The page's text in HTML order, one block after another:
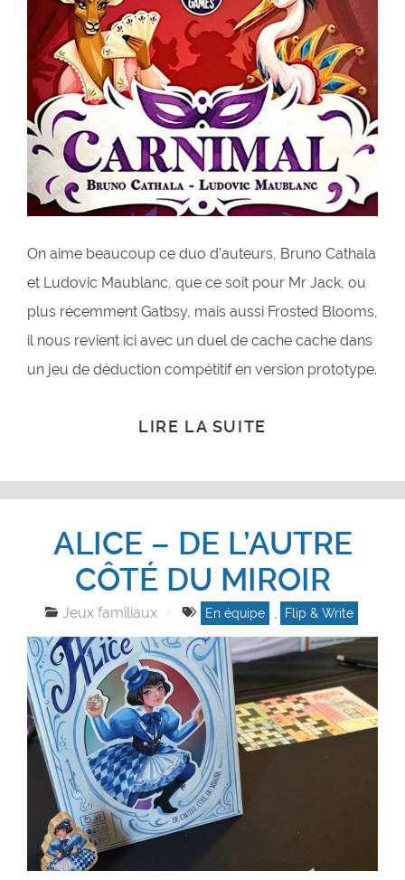
On aime beaucoup ce duo d’auteurs, Bruno Cathala
et Ludovic Maublanc, que ce soit pour Mr Jack, ou
plus récemment Gatbsy, mais aussi Frosted Blooms,
il nous revient ici avec un duel de cache cache dans
un jeu de déduction compétitif en version prototype.
LIRE LA SUITE
ALICE – DE L’AUTRE
CÔTÉ DU MIROIR
Jeux familiaux En équipe Flip & Write